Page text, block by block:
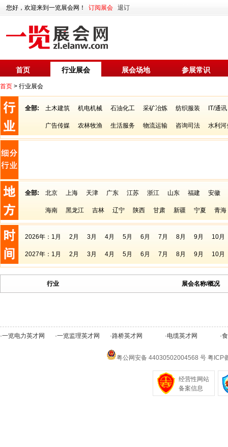
您好，欢迎来到一览展会网！ 订阅展会 退订
首页 行业展会 展会场地 参展常识
首页 > 行业展会
全部: 土木建筑 机电机械 石油化工 采矿冶炼 纺织服装 IT/通讯
广告传媒 农林牧渔 生活服务 物流运输 咨询司法 水利河
全部: 北京 上海 天津 广东 江苏 浙江 山东 福建 安徽
海南 黑龙江 吉林 辽宁 陕西 甘肃 新疆 宁夏 青海
2026年： 1月 2月 3月 4月 5月 6月 7月 8月 9月 10月
2027年： 1月 2月 3月 4月 5月 6月 7月 8月 9月 10月
行业 展会名称/概况
·一览电力英才网 ·一览监理英才网 ·路桥英才网 ·电缆英才网 ·
粤公网安备 44030502004568 号 粤ICP
经营性网站
备案信息